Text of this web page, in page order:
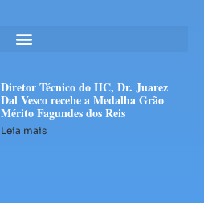
Diretor Técnico do HC, Dr. Juarez
Dal Vesco recebe a Medalha Grão
Mérito Fagundes dos Reis
Leia mais